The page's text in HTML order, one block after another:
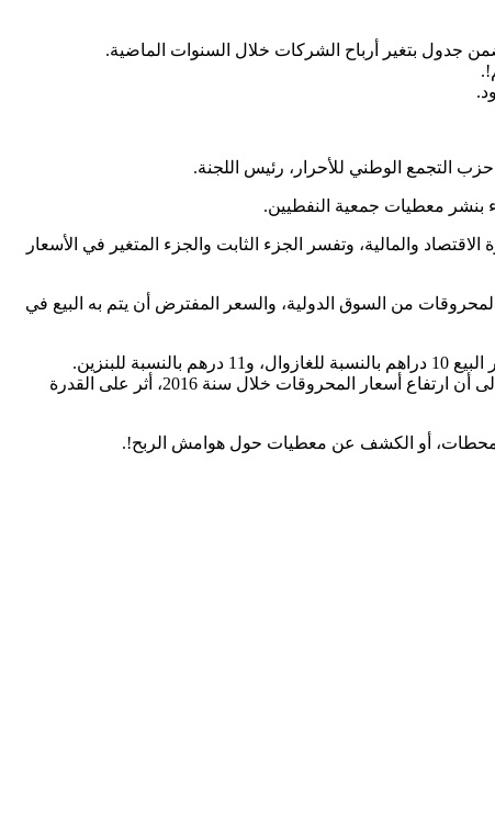
جدول بتغير أرباح الشركات خلال السنوات الماضية.
التجمع الوطني للأحرار، رئيس اللجنة.
بنشر معطيات جمعية النفطيين.
والمالية، وتفسر الجزء الثابت والجزء المتغير في الأسعار
18 فبراير الماضي، تكشف العلاقة بين أسعار شراء المحروقات من السوق الدولية، والسعر المفترض أن يتم به البيع في
ورفضت ممثلة التجمع الوطني للأحرار، أن تتم الإحالة عند تحرير بعض فقرات التقرير على مذكرة للمندوبية السامية للتخطيط، خلُصت فيها إلى أن ارتفاع أسعار المحروقات خلال سنة 2016، أثر على القدرة
المحطات، أو الكشف عن معطيات حول هوامش الربح!.